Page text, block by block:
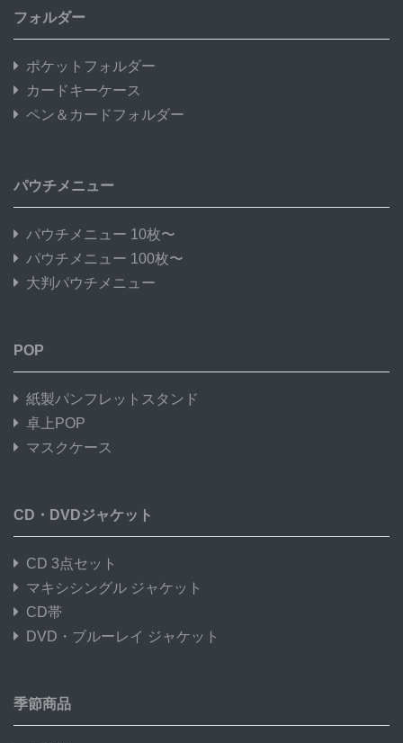
フォルダー
ポケットフォルダー
カードキーケース
ペン＆カードフォルダー
パウチメニュー
パウチメニュー 10枚〜
パウチメニュー 100枚〜
大判パウチメニュー
POP
紙製パンフレットスタンド
卓上POP
マスクケース
CD・DVDジャケット
CD 3点セット
マキシシングル ジャケット
CD帯
DVD・ブルーレイ ジャケット
季節商品